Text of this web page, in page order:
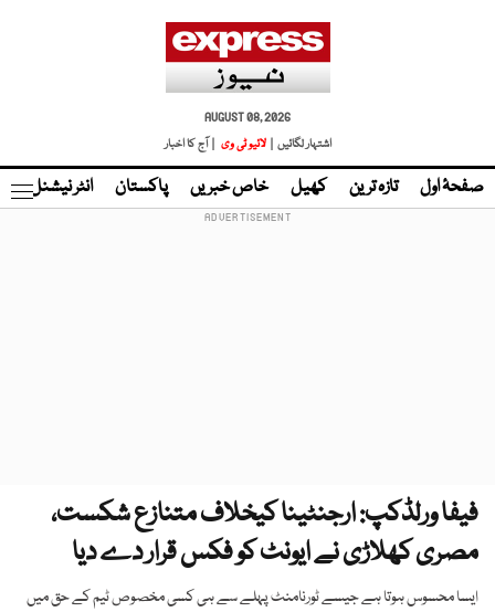
AUGUST 08, 2026
اشتہار لگائیں |
لائیو ٹی وی | آج کا اخبار
صفحۂ اول تازہ ترین کھیل خاص خبریں پاکستان انٹر نیشنل
فیفا ورلڈکپ: ارجنٹینا کیخلاف متنازع شکست،
مصری کھلاڑی نے ایونٹ کو فکس قرار دے دیا
ایسا محسوس ہوتا ہے جیسے ٹورنامنٹ پہلے سے ہی کسی مخصوص ٹیم کے حق میں